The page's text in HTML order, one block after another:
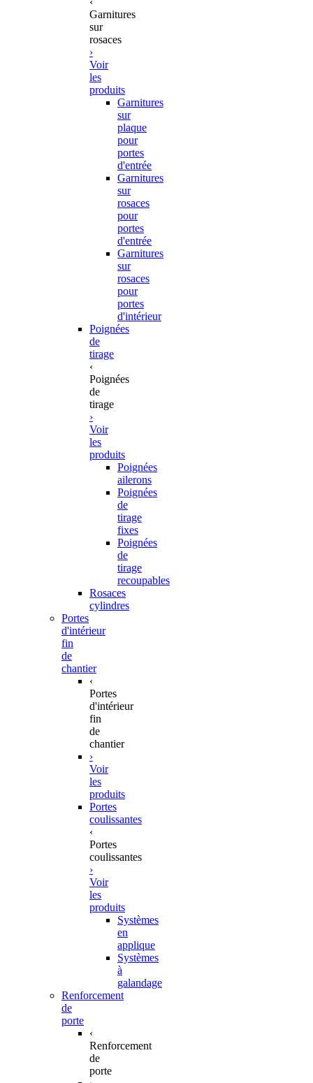
Garnitures
sur
rosaces
›
Voir
les
produits
Garnitures
sur
plaque
pour
portes
d'entrée
Garnitures
sur
rosaces
pour
portes
d'entrée
Garnitures
sur
rosaces
pour
portes
d'intérieur
Poignées
de
tirage
‹
Poignées
de
tirage
›
Voir
les
produits
Poignées
ailerons
Poignées
de
tirage
fixes
Poignées
de
tirage
recoupables
Rosaces
cylindres
Portes
d'intérieur
fin
de
chantier
‹
Portes
d'intérieur
fin
de
chantier
›
Voir
les
produits
Portes
coulissantes
‹
Portes
coulissantes
›
Voir
les
produits
Systèmes
en
applique
Systèmes
à
galandage
Renforcement
de
porte
‹
Renforcement
de
porte